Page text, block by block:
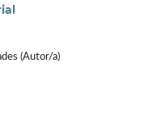
(Autor/a)